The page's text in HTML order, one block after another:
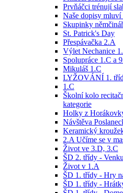
Prvňáčci trénují
Naše dopisy mluví
Skupinky
St. Patrick's Day
Přespávačka 2.A
Výlet Nechanice
Spolupráce 1.C a
Mikuláš 1.C
LYŽOVÁNÍ 1.
1.C
Školní kolo
kategorie
Holky z
Návštěva
Keramický
2.A Učíme se v
Život ve 3.D, 3.C
ŠD 2. třídy -
Život v 1.A
ŠD 1. třídy - Hry
ŠD 1. třídy -